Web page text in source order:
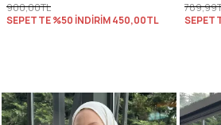
900,00TL
SEPETTE %50 İNDİRİM450,00TL